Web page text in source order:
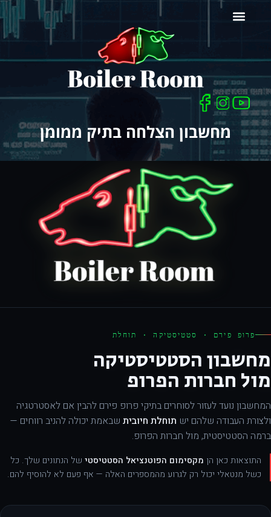
מחשבון הצלחה בתיק ממומן
פרופ פירם · סטטיסטיקה · תוחלת
מחשבון הסטטיסטיקה
מול חברות הפרופ
המחשבון נועד לעזור לסוחרים בתיקי פרופ פירם להבין אם לאסטרטגיה
ולצורת העבודה שלהם יש תוחלת חיובית שבאמת יכולה להניב רווחים —
ברמה הסטטיסטית, מול חברות הפרופ.
התוצאות כאן הן מקסימום הפוטנציאל הסטטיסטי של הנתונים שלך. כל
כשל מנטאלי יכול רק לגרוע מהמספרים האלה — אף פעם לא להוסיף להם.